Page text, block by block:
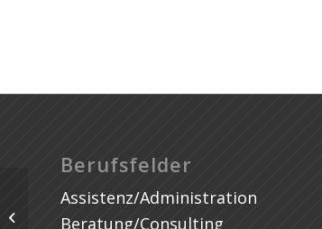
Berufsfelder
Assistenz/Administration
Beratung/Consulting